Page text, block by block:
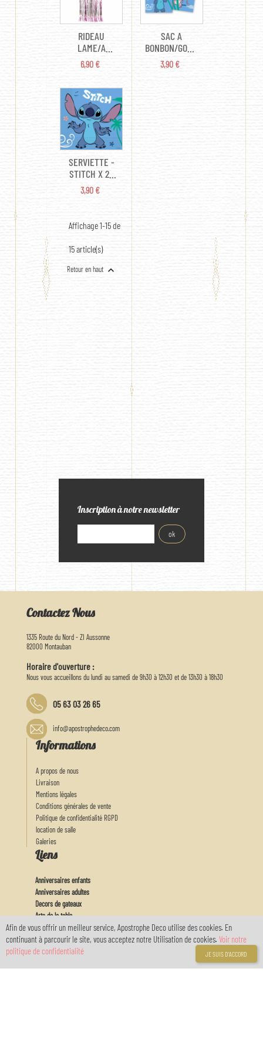
RIDEAU
LAME/A
FRANGES -
ROSE PASTEL
PRIX
6,90 €
SAC A
BONBON/GOODIES
- STITCH X 4
(EN
PRIX
3,90 €
SERVIETTE -
STITCH X 20
(33CM X
33CM)
PRIX
3,90 €
Affichage 1-15 de
15 article(s)
Retour en haut 
Inscription à notre newsletter
Contactez Nous
1335 Route du Nord - ZI Aussonne
82000 Montauban
Horaire d'ouverture :
Nous vous accueillons du lundi au samedi de 9h30 à 12h30 et de 13h30 à 18h30
05 63 03 26 65
info@apostrophedeco.com
Informations
A propos de nous
Livraison
Mentions légales
Conditions générales de vente
Politique de confidentialité RGPD
location de salle
Galeries
Liens
Anniversaires enfants
Anniversaires adultes
Decors de gateaux
Arts de la table
Actu
Feux d'artifices
Baby
Afin de vous offrir un meilleur service, Apostrophe Deco utilise des cookies. En
continuant à parcourir le site, vous acceptez notre Utilisation de cookies. Voir notre
politique de confidentialité
JE SUIS D'ACCORD